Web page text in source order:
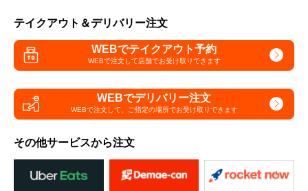
テイクアウト＆デリバリー注文
WEBでテイクアウト予約
WEBで注文して店舗でお受け取りできます
WEBでデリバリー注文
WEBで注文して、 ご指定の場所でお受け取りできます
その他サービスから注文